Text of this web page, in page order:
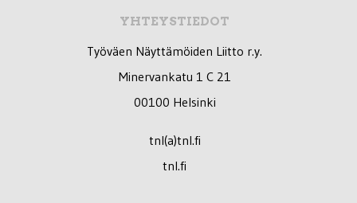
YHTEYSTIEDOT
Työväen Näyttämöiden Liitto r.y.
Minervankatu 1 C 21
00100 Helsinki
tnl(a)tnl.fi
tnl.fi